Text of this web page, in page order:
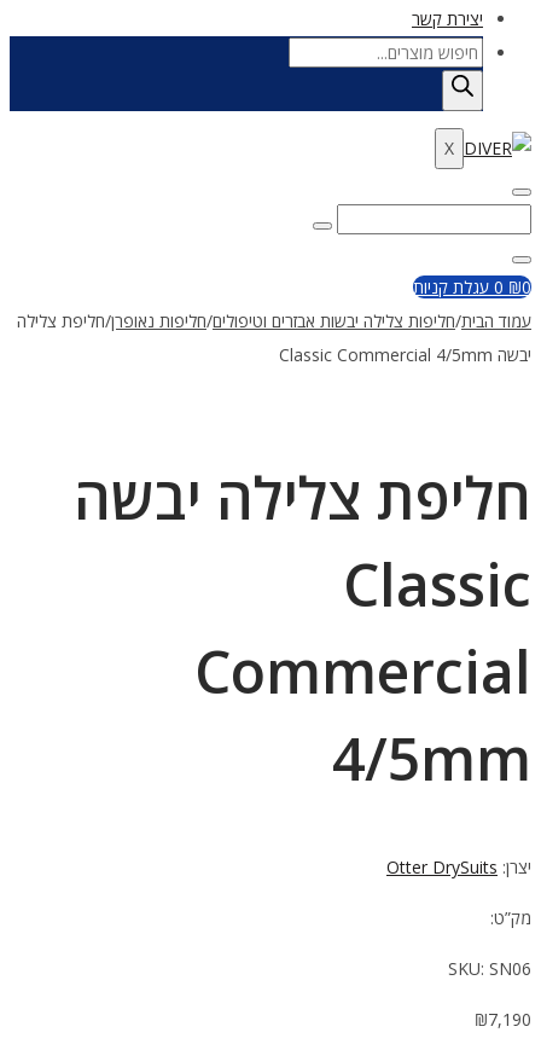
יצירת קשר
Products
search
X
Enter
Keywordfor:
Close
₪0
0 עגלת קניות
עמוד הבית/חליפות צלילה יבשות אבזרים וטיפולים/חליפות נאופרן/חליפת צלילה
יבשה Classic Commercial 4/5mm
חליפת צלילה יבשה
Classic
Commercial
4/5mm
יצרן: Otter DrySuits
מק”ט:
SKU: SN06
₪7,190